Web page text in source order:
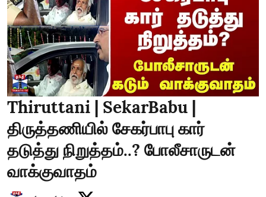
Thiruttani | SekarBabu |
திருத்தணியில் சேகர்பாபு கார்
தடுத்து நிறுத்தம்..? போலீசாருடன்
வாக்குவாதம்